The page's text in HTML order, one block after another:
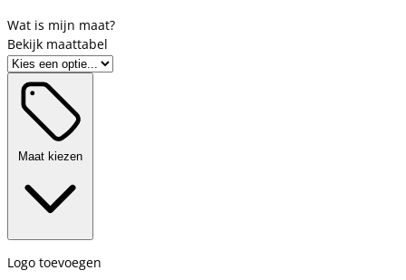
Bekijk maattabel
Maat kiezen
Logo toevoegen